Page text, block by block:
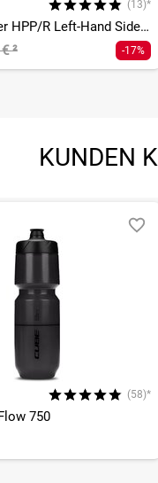
(13)*
Flaschenhalter HPP/R Left-Hand Sidecage
€² -17%
KUNDEN
(58)*
750